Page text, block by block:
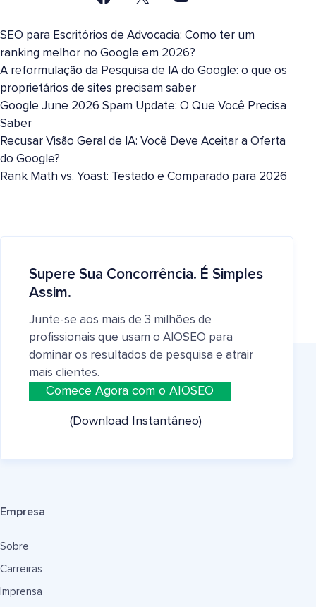
SEO para Escritórios de Advocacia: Como ter um
ranking melhor no Google em 2026?
A reformulação da Pesquisa de IA do Google: o que os
proprietários de sites precisam saber
Google June 2026 Spam Update: O Que Você Precisa
Saber
Recusar Visão Geral de IA: Você Deve Aceitar a Oferta
do Google?
Rank Math vs. Yoast: Testado e Comparado para 2026
Supere Sua Concorrência. É Simples
Assim.
Junte-se aos mais de 3 milhões de
profissionais que usam o AIOSEO para
dominar os resultados de pesquisa e atrair
mais clientes.
Comece Agora com o AIOSEO
(Download Instantâneo)
Empresa
Sobre
Carreiras
Imprensa